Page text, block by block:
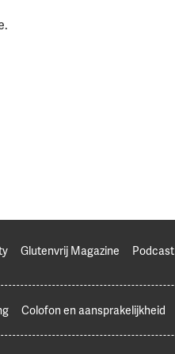
Glutenvrij Magazine Podcast
Colofon en aansprakelijkheid